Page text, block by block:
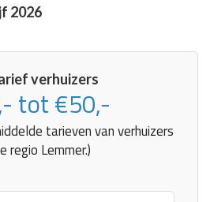
2026
verhuizers
tot €50,-
tarieven van verhuizers
regio Lemmer.)